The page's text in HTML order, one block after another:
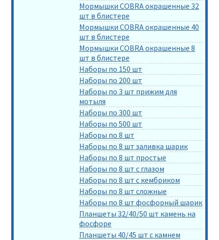
Мормышки COBRA окрашенные 32
шт в блистере
Мормышки COBRA окрашенные 40
шт в блистере
Мормышки COBRA окрашенные 8
шт в блистере
Наборы по 150 шт
Наборы по 200 шт
Наборы по 3 шт прижим для
мотыля
Наборы по 300 шт
Наборы по 500 шт
Наборы по 8 шт
Наборы по 8 шт заливка шарик
Наборы по 8 шт простые
Наборы по 8 шт с глазом
Наборы по 8 шт с кембриком
Наборы по 8 шт сложные
Наборы по 8 шт фосфорный шарик
Планшеты 32/40/50 шт камень на
фосфоре
Планшеты 40/45 шт с камнем